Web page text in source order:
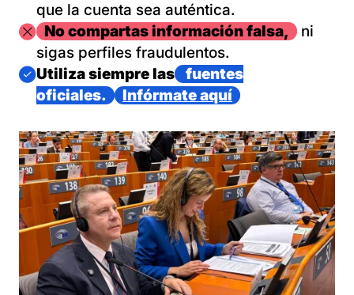
que la cuenta sea auténtica.
ImagenNo compartas información falsa,
ni
sigas perfiles fraudulentos.
Imagen
Utiliza siempre las
fuentes
oficiales.
Infórmate aquí